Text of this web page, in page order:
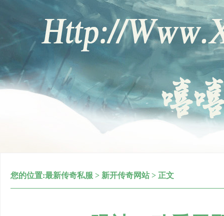
您的位置:最新传奇私服 > 新开传奇网站> 正文